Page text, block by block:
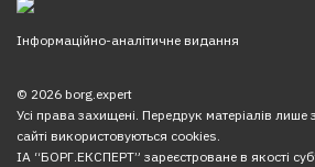
Інформаційно-аналітичне видання
© 2026 borg.expert
Усі права захищені. Передрук матеріалів лише
сайті використовуються cookies.
ІА “БОРГ.ЕКСПЕРТ” зареєстроване в якості